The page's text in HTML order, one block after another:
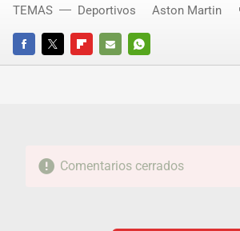
FACEBOOKTWITTERFLIPBOARD
E-
WHATSAPP
TEMAS Deportivos Aston Martin
Comentarios cerrados